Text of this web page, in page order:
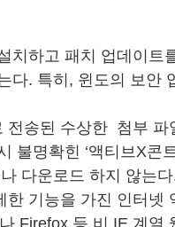
치하고 패치 업데이트
다. 특히, 윈도의 보안
전송된 수상한 첨부
불명확힌 ‘액티브X콘
다운로드 하지 않는
한 기능을 가진 인터넷
Firefox 등 비 IE 계열